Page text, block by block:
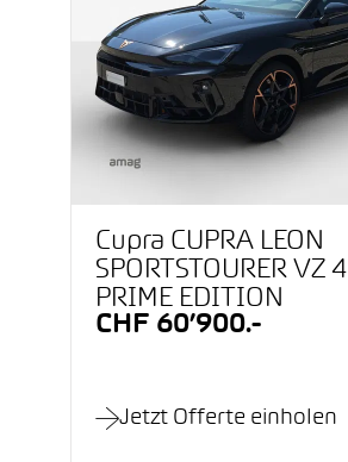
Cupra CUPRA LEON
SPORTSTOURER VZ
PRIME EDITION
CHF 60’900.-
Jetzt Offerte einholen